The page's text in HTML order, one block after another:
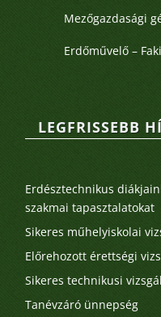
Mezőgazdasági
Erdőművelő –
LEGFRISSEBB
Erdésztechnikus
szakmai tapasztalatokat
Sikeres műhelyiskolai
Előrehozott érettségi
Sikeres technikusi
Tanévzáró ünnepség